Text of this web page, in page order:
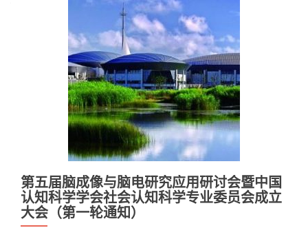
第五届脑成像与脑电研究应用研讨会暨中国
认知科学学会社会认知科学专业委员会成立
大会（第一轮通知）